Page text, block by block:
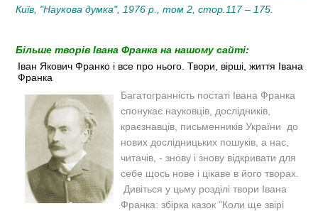
Київ, "Наукова думка", 1976 р., том 2, стор.117 – 175.
Більше творів Івана Франка на нашому сайті:
Іван Якович Франко і все про нього. Твори, вірші, життя Івана
Франка
Багатогранність постаті Івана Франка
спонукає науковців, дослідників,
краєзнавців, письменників України до
нових дослідницьких пошуків, а нас,
читачів, - знову і знову відкривати для
себе щось нове і цікаве в його творах.
Дивіться у цьму розділі твори Івана
Франка: збірка казок "Коли ще звірі